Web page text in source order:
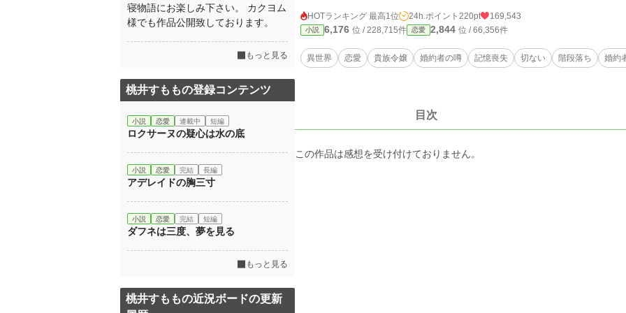
HOTランキング 最高1位 24h.ポイント 220pt 169,543
小説 6,176 位 / 228,715件 恋愛 2,844 位 / 66,356件
異世界 恋愛 貴族令嬢 婚約者の噂 記憶喪失 切ない 階段落ち 婚約
目次
この作品は感想を受け付けておりません。
寝物語にお楽しみ下さい。 カクヨム
様でも作品公開致しております。
もっと見る
桃井すももの登録コンテンツ
小説 恋愛 連載中 短編
ロクサーヌの疑心は水の底
小説 恋愛 完結 長編
アデレイドの胸三寸
小説 恋愛 完結 短編
ダフネは三度、夢を見る
もっと見る
桃井すももの近況ボードの更新